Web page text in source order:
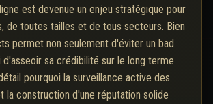
est devenue un enjeu stratégique pour
de toutes tailles et de tous secteurs. Bien
permet non seulement d'éviter un bad
d'asseoir sa crédibilité sur le long terme.
pourquoi la surveillance active des
la construction d'une réputation solide